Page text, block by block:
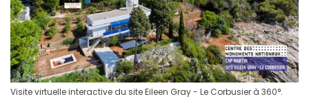
Visite virtuelle interactive du site Eileen Gray - Le Corbusier à 360°.